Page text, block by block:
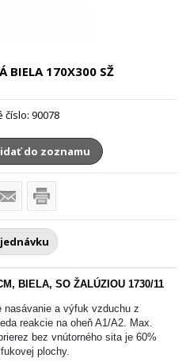
BIELA 170X300 SŽ
číslo: 90078
do zoznamu
BIELA, SO ŽALÚZIOU 1730/11
nasávanie a výfuk vzduchu z
reakcie na oheň A1/A2. Max.
bez vnútorného sita je 60%
plochy.